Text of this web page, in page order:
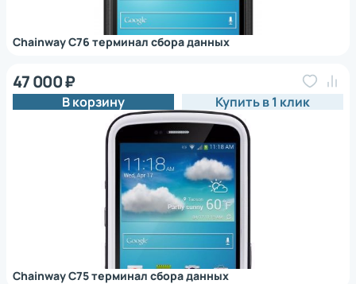
Chainway C76 терминал сбора данных
Chainway C75 терминал сбора данных
47 000 ₽
В корзину Купить в 1 клик